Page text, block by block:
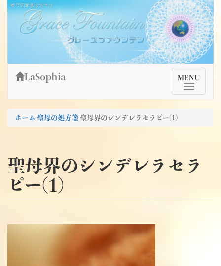
Skip
content
姫乃宮亜美公式サイト～Grace Fountain～
グレースファウンテン
TMenu
MENU
LaSophia
ホーム 聖母の処方箋 聖母界のシンデレラセラピー(1)
聖母界のシンデレラセラ
ピー(1)